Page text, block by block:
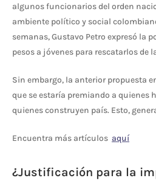
algunos funcionarios del orden
ambiente político y social
semanas, Gustavo Petro expresó la
pesos a jóvenes para rescatarlos de
Sin embargo, la anterior propuesta
que se estaría premiando a quienes
quienes construyen país. Esto,
Encuentra más artículos aquí
¿Justificación para la